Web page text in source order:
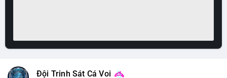
Đội Trinh Sát Cá Voi